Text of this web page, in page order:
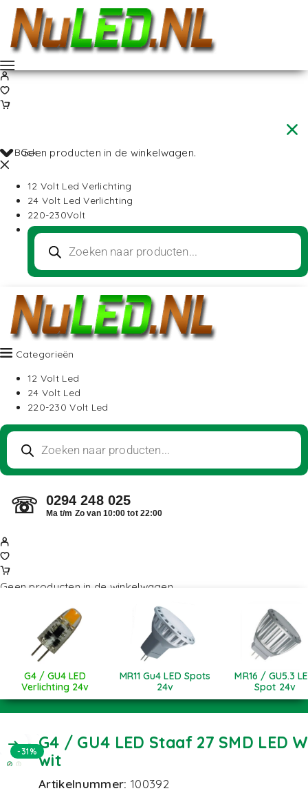
Geen producten in de winkelwagen.
Back
12 Volt Led Verlichting
24 Volt Led Verlichting
220-230Volt
Categorieën
12 Volt Led
24 Volt Led
220-230 Volt Led
☏ 0294 248 025
Ma t/m Zo van 10:00 tot 22:00
Geen producten in de winkelwagen.
G4 / GU4 LED
Verlichting 24v
MR11 Gu4 LED Spots
24v
MR16 / GU5.3
Spot 24v
-31% G4 / GU4 LED Staaf 27 SMD LED
wit
Artikelnummer:100392